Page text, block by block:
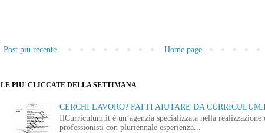
Post più recente Home page
LE PIU' CLICCATE DELLA SETTIMANA
CERCHI LAVORO? FATTI AIUTARE DA
IlCurriculum.it è un’agenzia specializzata nella
professionisti con pluriennale esperienza...